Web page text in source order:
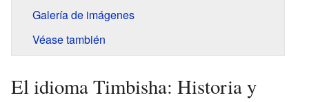
Galería de imágenes
Véase también
El idioma Timbisha: Historia y